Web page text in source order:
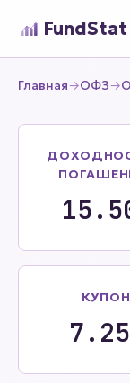
FundStat
Главная→ОФЗ→
КУПОН
7.25